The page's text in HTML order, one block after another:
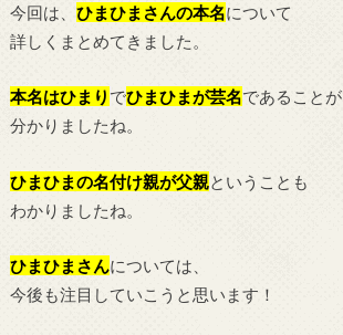
今回は、 ひまひま さんの本名について
詳しくまとめてきました。
本名はひまり でひまひまが芸名であることが
分かりましたね。
ひまひまの名付け親が父親ということも
わかりましたね。
ひまひまさんについては、
今後も注目していこうと思います！